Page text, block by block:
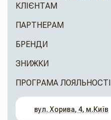
КЛІЄНТАМ
ПАРТНЕРАМ
БРЕНДИ
ЗНИЖКИ
ПРОГРАМА ЛОЯЛЬНОСТІ
вул. Хорива, 4, м.Київ